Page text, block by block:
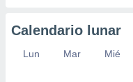
Calendario lunar
Lun Mar Mié